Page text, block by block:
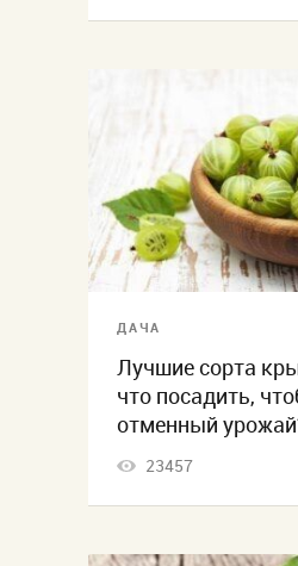
ДАЧА
Лучшие сорта
что посадить,
отменный
23457